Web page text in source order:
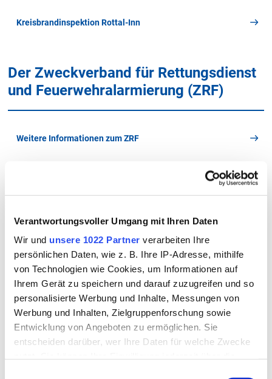
Verantwortungsvoller Umgang mit Ihren Daten
Wir und unsere 1022 Partner verarbeiten Ihre
persönlichen Daten, wie z. B. Ihre IP-Adresse, mithilfe
von Technologien wie Cookies, um Informationen auf
Ihrem Gerät zu speichern und darauf zuzugreifen und so
personalisierte Werbung und Inhalte, Messungen von
Werbung und Inhalten, Zielgruppenforschung sowie
Entwicklung von Angeboten zu ermöglichen. Sie
entscheiden darüber, wer Ihre Daten für welche Zwecke
Kreisbrandinspektion Rottal-Inn
Der Zweckverband für Rettungsdienst
und Feuerwehralarmierung (ZRF)
Weitere Informationen zum ZRF
Hier geht es zu den Formularen
Kontakt
Landratsamt Rottal-Inn
Ringstraße 4 - 7
84347 Pfarrkirchen
Telefon
08561/20-153, -156
Telefax